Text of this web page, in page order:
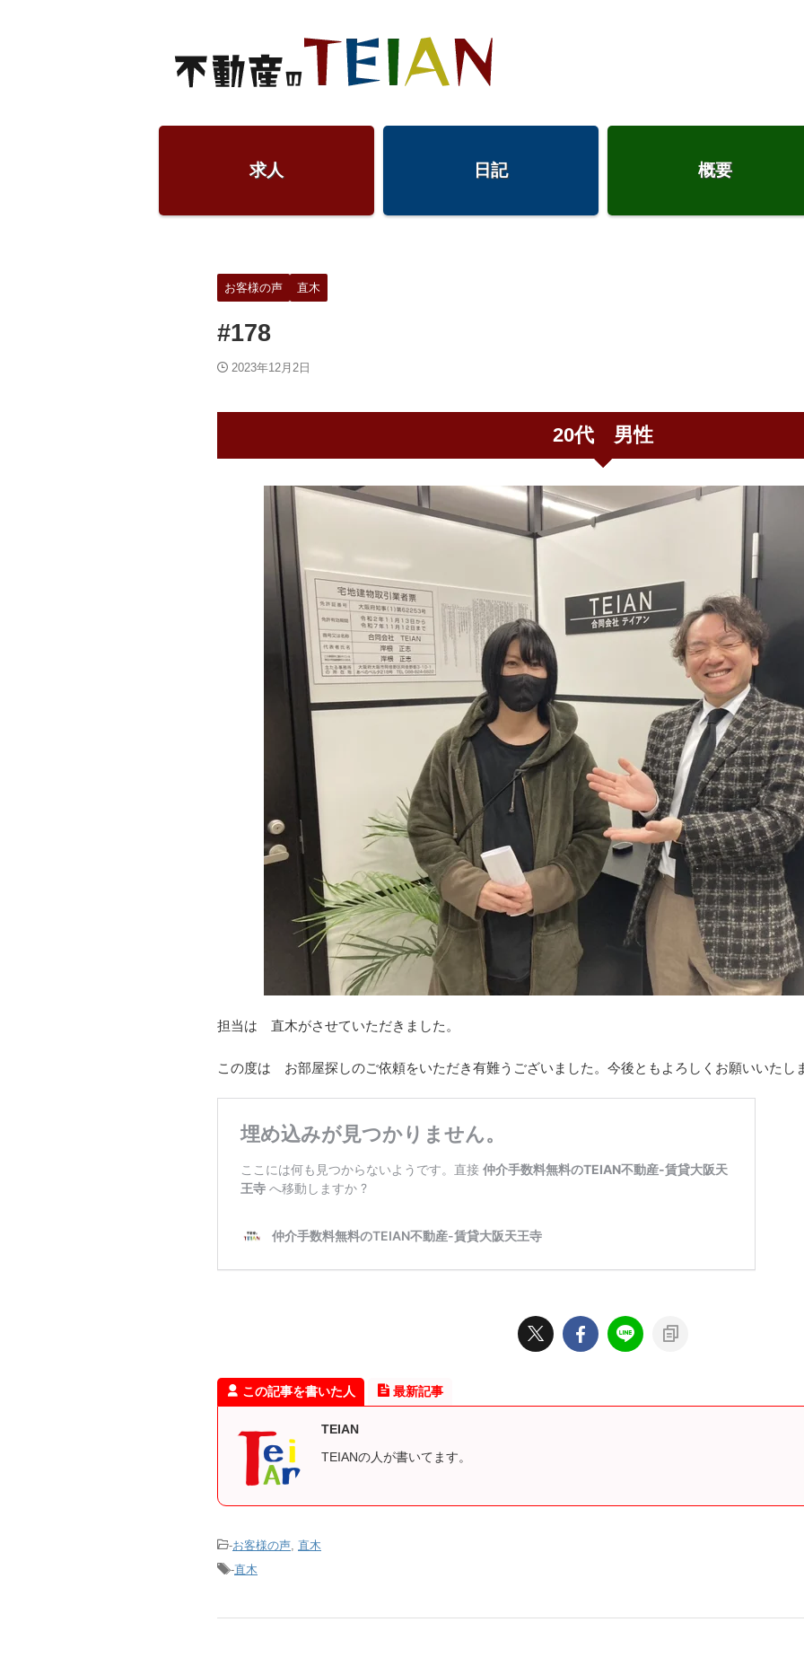
求人 日記 概要
お客様の声 直木
#178
2023年12月2日
20代 男性
担当は 直木がさせていただきました。
この度は お部屋探しのご依頼をいただき有難うございました。今後ともよろしくお願いいたし
この記事を書いた人 最新記事
TEIAN
TEIANの人が書いてます。
-お客様の声 直木
-直木